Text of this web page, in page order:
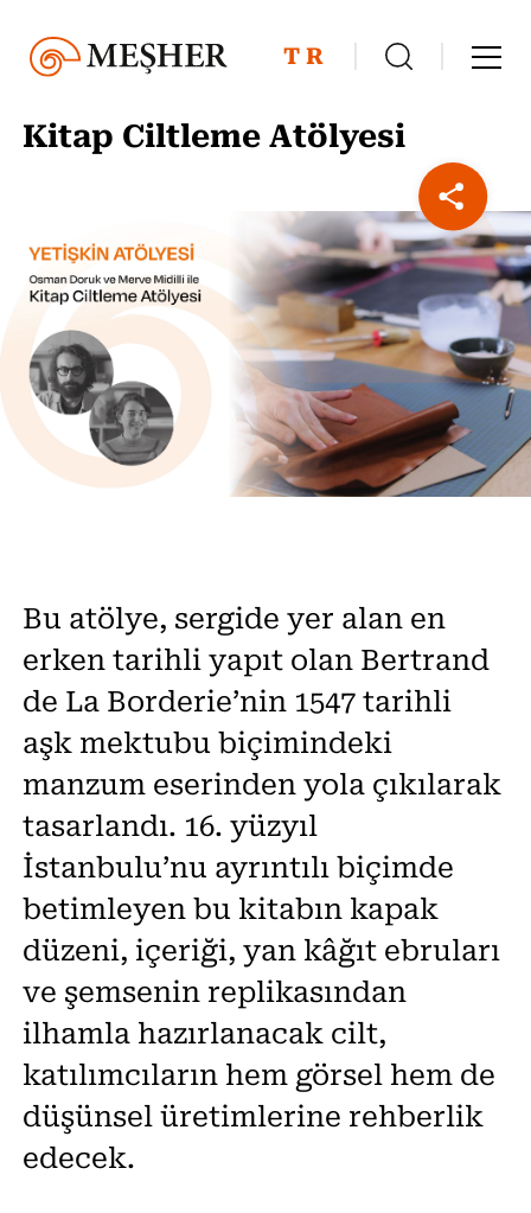
TR
Kitap Ciltleme Atölyesi
Bu atölye, sergide yer alan en
erken tarihli yapıt olan Bertrand
de La Borderie’nin 1547 tarihli
aşk mektubu biçimindeki
manzum eserinden yola çıkılarak
tasarlandı. 16. yüzyıl
İstanbulu’nu ayrıntılı biçimde
betimleyen bu kitabın kapak
düzeni, içeriği, yan kâğıt ebruları
ve şemsenin replikasından
ilhamla hazırlanacak cilt,
katılımcıların hem görsel hem de
düşünsel üretimlerine rehberlik
edecek.